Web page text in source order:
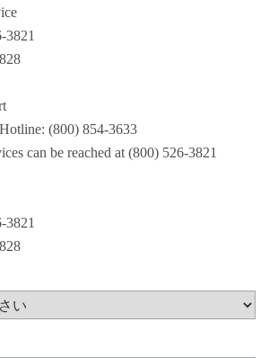
3821
(800) 854-3633
can be reached at (800) 526-3821
3821